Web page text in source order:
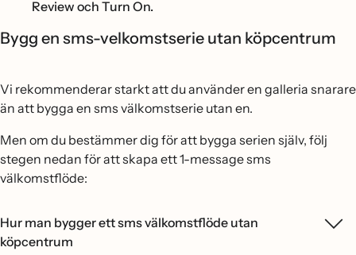
Review och Turn On.
Bygg en sms-velkomstserie utan köpcentrum
Vi rekommenderar starkt att du använder en galleria snarare
än att bygga en sms välkomstserie utan en.
Men om du bestämmer dig för att bygga serien själv, följ
stegen nedan för att skapa ett 1-message sms
välkomstflöde:
Hur man bygger ett sms välkomstflöde utan
köpcentrum